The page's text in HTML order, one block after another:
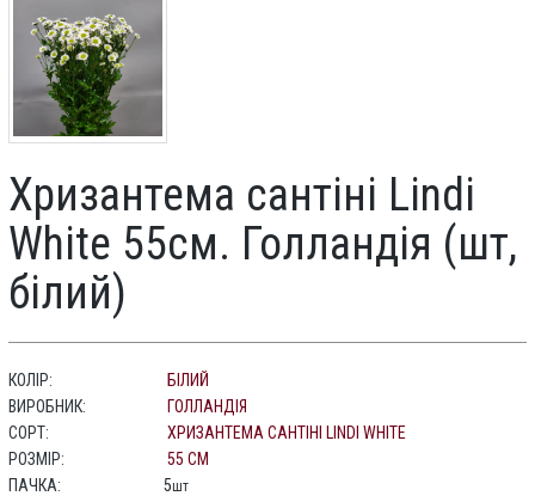
Хризантема сантіні Lindi
White 55см. Голландія (шт,
білий)
КОЛІР:
БІЛИЙ
ВИРОБНИК:
ГОЛЛАНДІЯ
СОРТ:
ХРИЗАНТЕМА САНТІНІ LINDI WHITE
РОЗМІР:
55 СМ
ПАЧКА:
5шт